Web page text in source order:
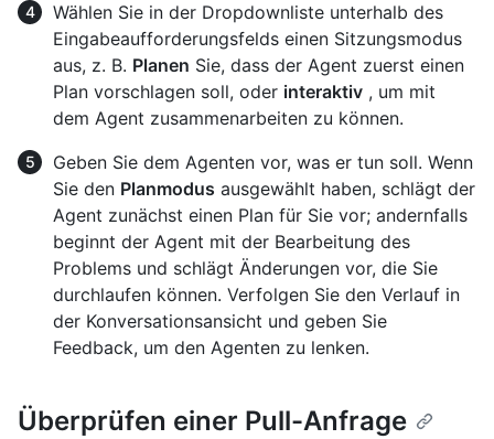
Wählen Sie in der Dropdownliste unterhalb des
Eingabeaufforderungsfelds einen Sitzungsmodus
aus, z. B. Planen Sie, dass der Agent zuerst einen
Plan vorschlagen soll, oder interaktiv , um mit
dem Agent zusammenarbeiten zu können.
Geben Sie dem Agenten vor, was er tun soll. Wenn
Sie den Planmodus ausgewählt haben, schlägt der
Agent zunächst einen Plan für Sie vor; andernfalls
beginnt der Agent mit der Bearbeitung des
Problems und schlägt Änderungen vor, die Sie
durchlaufen können. Verfolgen Sie den Verlauf in
der Konversationsansicht und geben Sie
Feedback, um den Agenten zu lenken.
Überprüfen einer Pull-Anfrage